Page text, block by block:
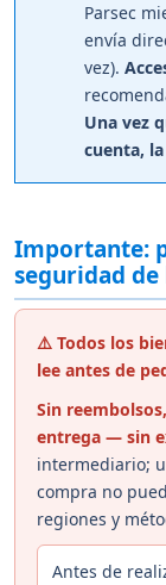
Parsec
envía
vez).
Una vez
cuenta,
Importante:
seguridad de
⚠️ Todos los
lee antes de
Sin
entrega — sin
intermediario;
compra no
regiones y
Antes de